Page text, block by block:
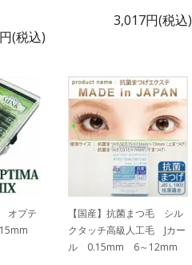
(税込)
3,017円(税込)
オプテ
【国産】抗菌まつ毛 シル
クタッチ高級人工毛 Jカー
ル 0.15mm 6～12mm